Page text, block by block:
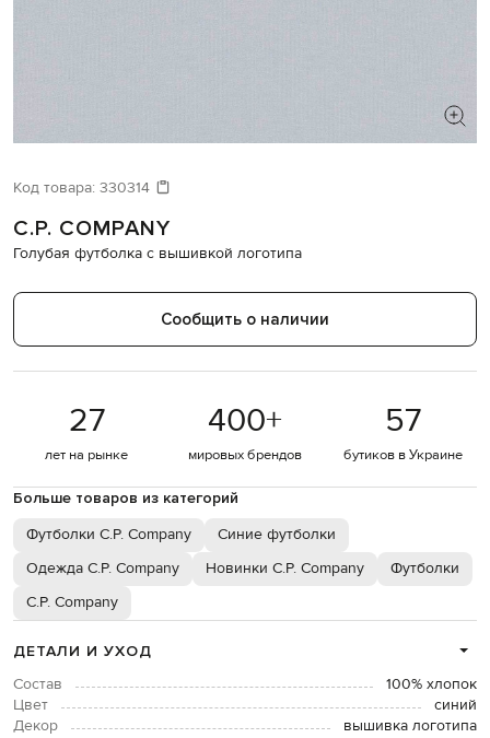
Код товара: 330314
C.P. COMPANY
Голубая футболка с вышивкой логотипа
Сообщить о наличии
27
лет на рынке
400+
мировых брендов
57
бутиков в Украине
Больше товаров из категорий
Футболки C.P. Company
Синие футболки
Одежда C.P. Company
Новинки C.P. Company
Футболки
C.P. Company
ДЕТАЛИ И УХОД
Состав
100% хлопок
Цвет
синий
Декор
вышивка логотипа